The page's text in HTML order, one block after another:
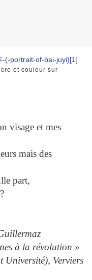
et couleur sur
visage et mes
mais des
part,
à la révolution »
Verviers